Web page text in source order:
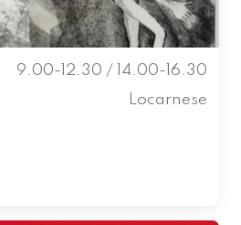
9.00-12.30 / 14.00-16.30
Locarnese